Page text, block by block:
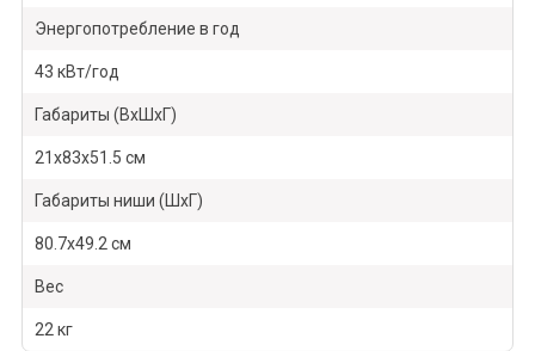
Энергопотребление в год
43 кВт/год
Габариты (ВхШхГ)
21х83х51.5 см
Габариты ниши (ШхГ)
80.7х49.2 см
Вес
22 кг